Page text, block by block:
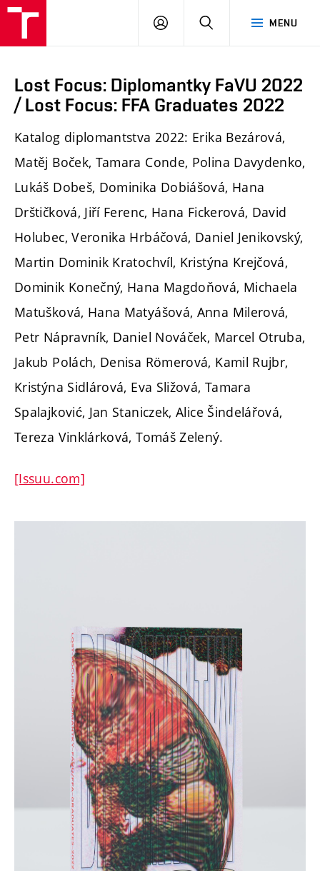
MENU
PŘIHLÁSIT
Lost Focus: Diplomantky FaVU 2022
/ Lost Focus: FFA Graduates 2022
Katalog diplomantstva 2022: Erika Bezárová,
Matěj Boček, Tamara Conde, Polina Davydenko,
Lukáš Dobeš, Dominika Dobiášová, Hana
Drštičková, Jiří Ferenc, Hana Fickerová, David
Holubec, Veronika Hrbáčová, Daniel Jenikovský,
Martin Dominik Kratochvíl, Kristýna Krejčová,
Dominik Konečný, Hana Magdoňová, Michaela
Matušková, Hana Matyášová, Anna Milerová,
Petr Nápravník, Daniel Nováček, Marcel Otruba,
Jakub Polách, Denisa Römerová, Kamil Rujbr,
Kristýna Sidlárová, Eva Sližová, Tamara
Spalajković, Jan Staniczek, Alice Šindelářová,
Tereza Vinklárková, Tomáš Zelený.
[Issuu.com]